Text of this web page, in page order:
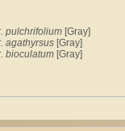
pulchrifolium [Gray]
agathyrsus [Gray]
bioculatum [Gray]